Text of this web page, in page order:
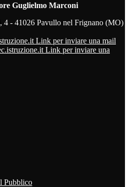
Guglielmo Marconi
4 - 41026 Pavullo nel Frignano (MO)
Link per inviare una mail
Link per inviare una
Pubblico